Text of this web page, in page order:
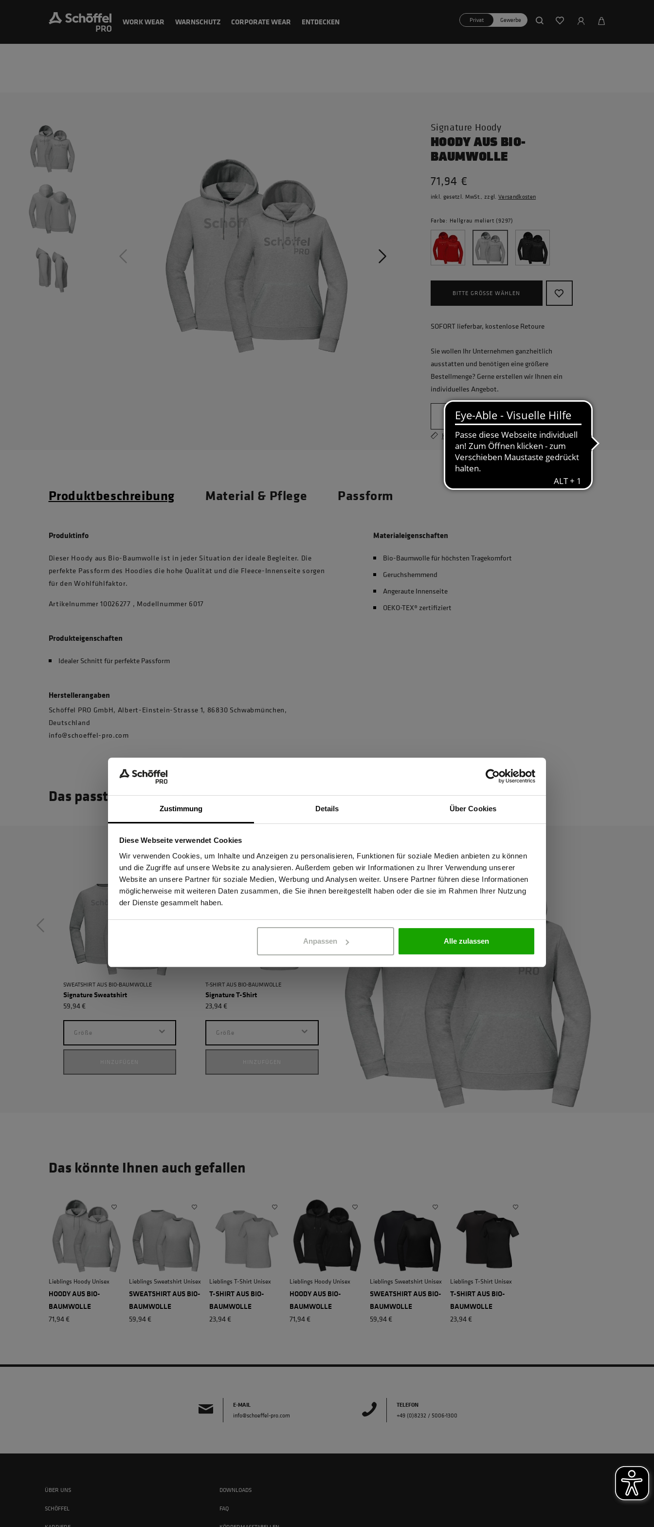
Zustimmung Details Über Cookies
Diese Webseite verwendet Cookies
Wir verwenden Cookies, um Inhalte und Anzeigen zu personalisieren, Funktionen für soziale Medien anbieten zu können
und die Zugriffe auf unsere Website zu analysieren. Außerdem geben wir Informationen zu Ihrer Verwendung unserer
Website an unsere Partner für soziale Medien, Werbung und Analysen weiter. Unsere Partner führen diese Informationen
möglicherweise mit weiteren Daten zusammen, die Sie ihnen bereitgestellt haben oder die sie im Rahmen Ihrer Nutzung
der Dienste gesammelt haben.
Anpassen Alle zulassen
WORK WEAR WARNSCHUTZ CORPORATE WEAR ENTDECKEN Privat Gewerbe
Signature Hoody
HOODY AUS BIO-
BAUMWOLLE
71,94 €
inkl. gesetzl. MwSt., zzgl. Versandkosten
Farbe: Hellgrau meliert (9297)
BITTE GRÖSSE WÄHLEN
SOFORT lieferbar, kostenlose Retoure
Sie wollen Ihr Unternehmen ganzheitlich
ausstatten und benötigen eine größere
Bestellmenge? Gerne erstellen wir Ihnen ein
individuelles Angebot.
JETZT ANFRAGEN
Körpermaßtabelle
Produktbeschreibung Material & Pflege Passform
Produktinfo
Dieser Hoody aus Bio-Baumwolle ist in jeder Situation der ideale Begleiter. Die
perfekte Passform des Hoodies die hohe Qualität und die Fleece-Innenseite sorgen
für den Wohlfühlfaktor.
Artikelnummer 10026277 , Modellnummer 6017
Produkteigenschaften
Idealer Schnitt für perfekte Passform
Herstellerangaben
Schöffel PRO GmbH, Albert-Einstein-Strasse 1, 86830 Schwabmünchen,
Deutschland
info@schoeffel-pro.com
Materialeigenschaften
Bio-Baumwolle für höchsten Tragekomfort
Geruchshemmend
Angeraute Innenseite
OEKO-TEX® zertifiziert
Das passt dazu
Signature Sweatshirt
SWEATSHIRT AUS BIO-BAUMWOLLE
59,94 €
Größe
HINZUFÜGEN
Signature T-Shirt
T-SHIRT AUS BIO-BAUMWOLLE
23,94 €
Größe
HINZUFÜGEN
Signature Sweatshirt
SWEATSHIRT AUS BIO-BAUMWOLLE
HINZUFÜGEN
T-SHIRT AUS BIO-BAUMWOLLE
HINZUFÜGEN
Das könnte Ihnen auch gefallen
Lieblings Hoody Unisex
HOODY AUS BIO-
BAUMWOLLE
71,94 €
Lieblings Sweatshirt Unisex
SWEATSHIRT AUS BIO-
BAUMWOLLE
59,94 €
Lieblings T-Shirt Unisex
T-SHIRT AUS BIO-
BAUMWOLLE
23,94 €
Lieblings Hoody Unisex
HOODY AUS BIO-
BAUMWOLLE
71,94 €
Lieblings Sweatshirt Unisex
SWEATSHIRT AUS BIO-
BAUMWOLLE
59,94 €
Lieblings T-Shirt Unisex
T-SHIRT AUS BIO-
BAUMWOLLE
23,94 €
E-MAIL
info@schoeffel-pro.com
TELEFON
+49 (0)8232 / 5006-1300
ÜBER UNS
SCHÖFFEL
DOWNLOADS
FAQ
Sind Sie Gewerbetreibender?
Ich bestätige, dass ich Gewerbetreibender bin. Alle Preise werden netto ausgewiesen.
GEWERBETREIBENDER PRIVATPERSON